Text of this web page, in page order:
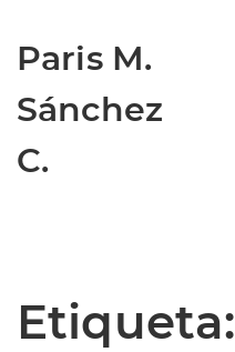
Paris M.
Sánchez
C.
Etiqueta: